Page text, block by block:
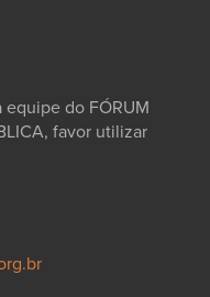
do FÓRUM
favor utilizar